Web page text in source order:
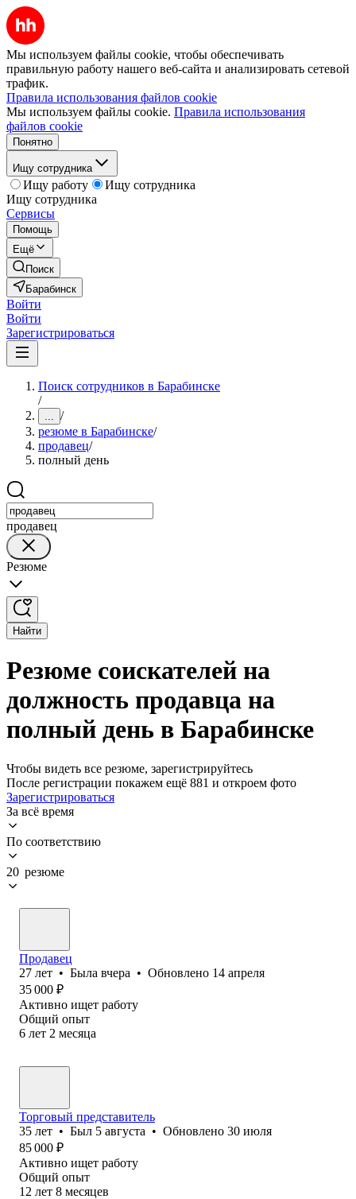
Мы используем файлы cookie, чтобы обеспечивать
правильную работу нашего веб-сайта и анализировать сетевой
трафик.
Правила использования файлов cookie
Мы используем файлы cookie. Правила использования
файлов cookie
Понятно
Ищу сотрудника
Ищу работу
Ищу сотрудника
Ищу сотрудника
Сервисы
Помощь
Ещё
Поиск
Барабинск
Войти
Войти
Зарегистрироваться
Поиск сотрудников в Барабинске
/
... /
резюме в Барабинске/
продавец/
полный день
продавец
Резюме
Найти
Резюме соискателей на
должность продавца на
полный день в Барабинске
Чтобы видеть все резюме, зарегистрируйтесь
После регистрации покажем ещё 881 и откроем фото
Зарегистрироваться
За всё время
По соответствию
20 резюме
Продавец
27 лет • Была вчера • Обновлено 14 апреля
35 000 ₽
Активно ищет работу
Общий опыт
6 лет 2 месяца
Торговый представитель
35 лет • Был 5 августа • Обновлено 30 июля
85 000 ₽
Активно ищет работу
Общий опыт
12 лет 8 месяцев